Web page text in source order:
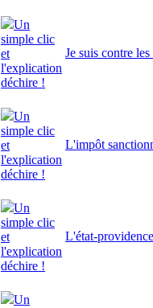
Un
simple clic
et
l'explication
déchire !
Je suis contre
Un
simple clic
et
l'explication
déchire !
L'impôt
Un
simple clic
et
l'explication
déchire !
L'état-providence
Un